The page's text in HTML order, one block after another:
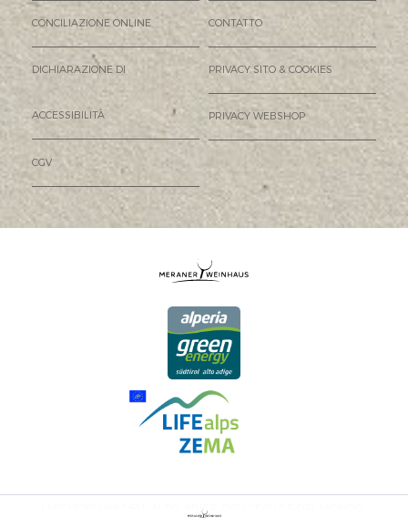
CONCILIAZIONE ONLINE CONTATTO
DICHIARAZIONE DI
ACCESSIBILITÀ
PRIVACY SITO & COOKIES
PRIVACY WEBSHOP
CGV
I MIGLIORI VINI DELL'ALTO ADIGE, DELL'ITALIA E DEL MONDO.